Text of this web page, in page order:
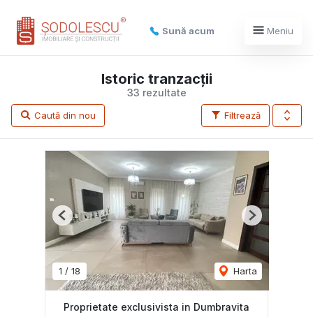
Sună acum Meniu
33 rezultate
Istoric tranzacții
Filtrează
Caută din nou
1 / 18 Harta
Previous Next
Proprietate exclusivista in Dumbravita